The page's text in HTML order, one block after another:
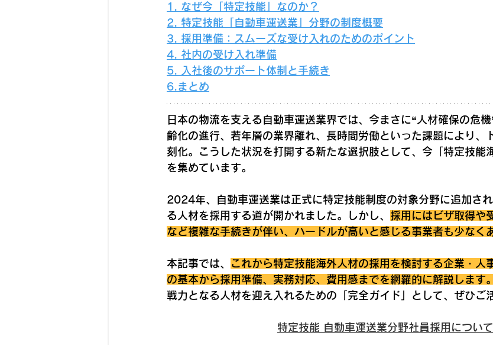
1. なぜ今「特定技能」なのか？
2. 特定技能「自動車運送業」分野の制度概要
3. 採用準備：スムーズな受け入れのためのポイント
4. 社内の受け入れ準備
5. 入社後のサポート体制と手続き
6.まとめ
日本の物流を支える自動車運送業界では、今まさに“人材確保の危
齢化の進行、若年層の業界離れ、長時間労働といった課題により、
刻化。こうした状況を打開する新たな選択肢として、今「特定技能
を集めています。
2024年、自動車運送業は正式に特定技能制度の対象分野に追加さ
る人材を採用する道が開かれました。しかし、 採用にはビザ取得や
など複雑な手続きが伴い、ハードルが高いと感じる事業者も少なく
本記事では、
これから特定技能海外人材の採用を検討する企業・人
の基本から採用準備、実務対応、費用感までを網羅的に解説します。
戦力となる人材を迎え入れるための「完全ガイド」として、ぜひご
特定技能 自動車運送業分野社員採用について